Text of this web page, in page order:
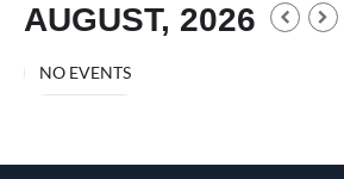
AUGUST, 2026
NO EVENTS